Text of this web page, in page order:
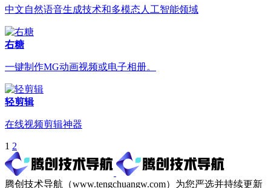
中文自然语音生成技术和多模态人工智能领域
右糖
一键制作MG动画视频或电子相册。
轻剪辑
在线视频剪辑神器
1 2
腾创技术导航（www.tengchuangw.com）为您严选并持续更新